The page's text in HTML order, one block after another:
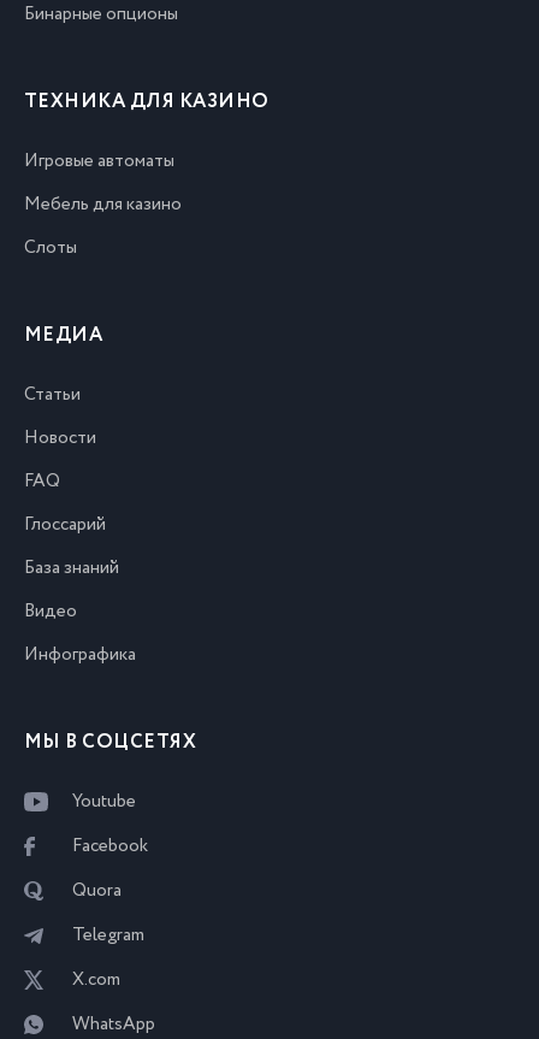
Бинарные опционы
ТЕХНИКА ДЛЯ КАЗИНО
Игровые автоматы
Мебель для казино
Слоты
МЕДИА
Статьи
Новости
FAQ
Глоссарий
База знаний
Видео
Инфографика
МЫ В СОЦСЕТЯХ
Youtube
Facebook
Quora
Telegram
X.com
WhatsApp